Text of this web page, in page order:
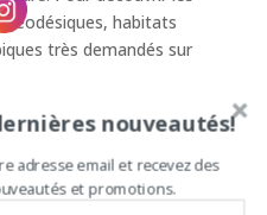
habitats
très demandés sur
et des finitions
à maximiser leur
nouveautés!
adresse email et recevez des
et promotions.